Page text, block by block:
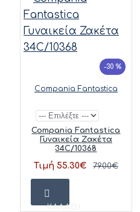
-30 %
Compania Fantastica
Compania Fantastica
Γυναικεία Ζακέτα
34C/10368
Τιμή 55.30€ 79.00€
ΚΑΛΆΘΙ